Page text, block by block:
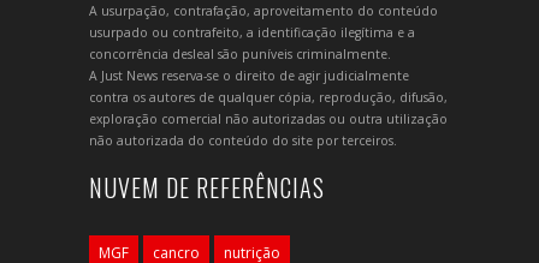
A usurpação, contrafação, aproveitamento do conteúdo
usurpado ou contrafeito, a identificação ilegítima e a
concorrência desleal são puníveis criminalmente.
A Just News reserva-se o direito de agir judicialmente
contra os autores de qualquer cópia, reprodução, difusão,
exploração comercial não autorizadas ou outra utilização
não autorizada do conteúdo do site por terceiros.
NUVEM DE REFERÊNCIAS
MGF cancro nutrição